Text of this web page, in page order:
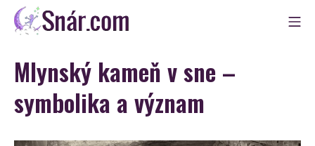
Skip
Snár
Mlynský kameň v sne –
symbolika a význam